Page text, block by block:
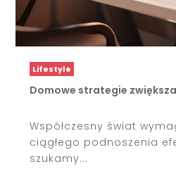
Lifestyle
Domowe strategie
Współczesny świat
ciągłego podnoszenia
szukamy...